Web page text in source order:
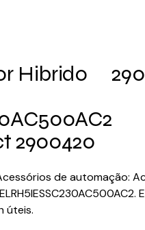
Hibrido
2900420
de automação:
úteis.